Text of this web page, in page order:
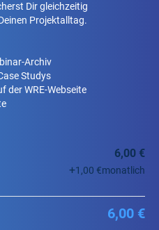
Dir gleichzeitig
Projektalltag.
Archiv
Studys
der WRE-Webseite
6,00 €
+1,00 €monatlich
6,00 €